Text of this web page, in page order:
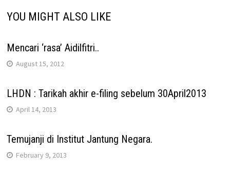
YOU MIGHT ALSO LIKE
Mencari ‘rasa’ Aidilfitri..
August 15, 2012
LHDN : Tarikah akhir e-filing sebelum 30April2013
April 14, 2013
Temujanji di Institut Jantung Negara.
February 9, 2013